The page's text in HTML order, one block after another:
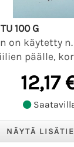
100 G
on käytetty n.
päälle,
12,17